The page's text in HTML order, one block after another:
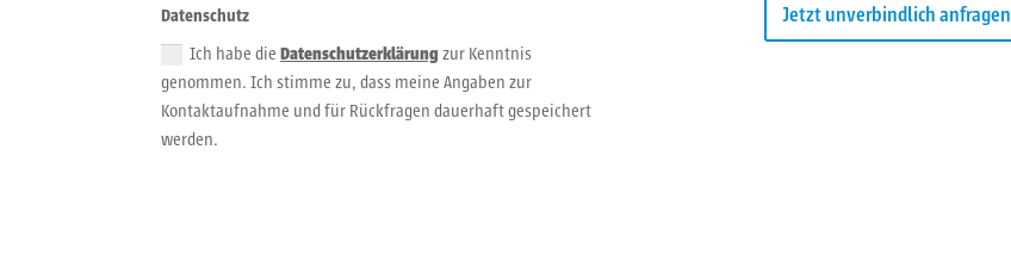
Datenschutz
Ich habe dieDatenschutzerklärung zur Kenntnis
genommen. Ich stimme zu, dass meine Angaben zur
Kontaktaufnahme und für Rückfragen dauerhaft gespeichert
werden.
Jetzt unverbindlich anfragen